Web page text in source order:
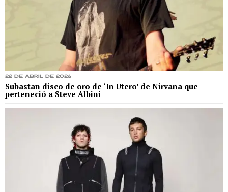
22 de abril de 2026
Subastan disco de oro de ‘In Utero’ de Nirvana que
perteneció a Steve Albini